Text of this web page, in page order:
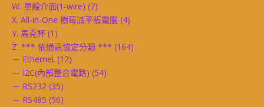
W. 單線介面(1-wire) (7)
X. All-in-One 樹莓派平板電腦 (4)
Y. 馬克杯 (1)
Z. *** 依通訊協定分類 *** (164)
－ Ethernet (12)
－ I2C(內部整合電路) (54)
－ RS232 (35)
－ RS485 (56)